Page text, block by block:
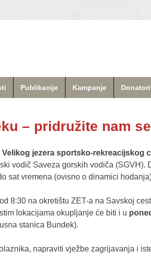
Publikacije Kampanje Donatori
– pridružite nam
jezera sportsko-rekreacijskog
vodič Saveza gorskih vodiča (SGVH).
sat vremena (ovisno o dinamici
8:30 na okretištu ZET-a na Savskoj
lokacijama okupljanje će biti i u
stanica Bundek).
napraviti vježbe zagrijavanja i